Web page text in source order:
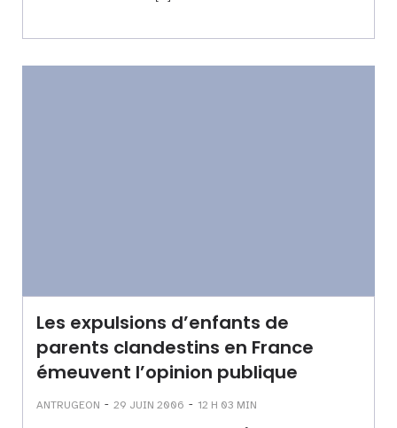
Les expulsions d’enfants de
parents clandestins en France
émeuvent l’opinion publique
ANTRUGEON - 29 JUIN 2006 - 12 H 03 MIN